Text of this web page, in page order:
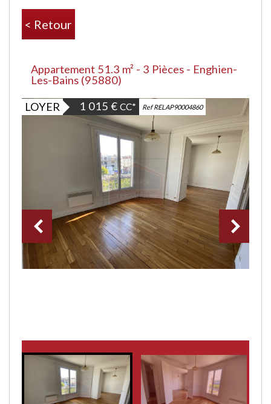
< Retour
Appartement 51.3 m² - 3 Pièces - Enghien-
Les-Bains (95880)
LOYER
1 015 € CC* Ref RELAP90004860